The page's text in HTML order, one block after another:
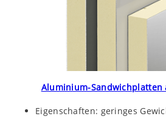
Aluminium-Sandwichplatten
Eigenschaften: geringes